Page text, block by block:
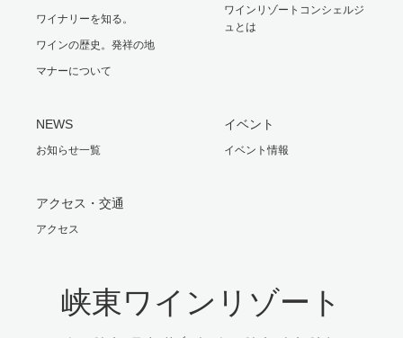
ワイナリーを知る。
ワインの歴史。発祥の地
マナーについて
ワインリゾートコンシェルジ
ュとは
NEWS
お知らせ一覧
イベント
イベント情報
アクセス・交通
アクセス
峡東ワインリゾート